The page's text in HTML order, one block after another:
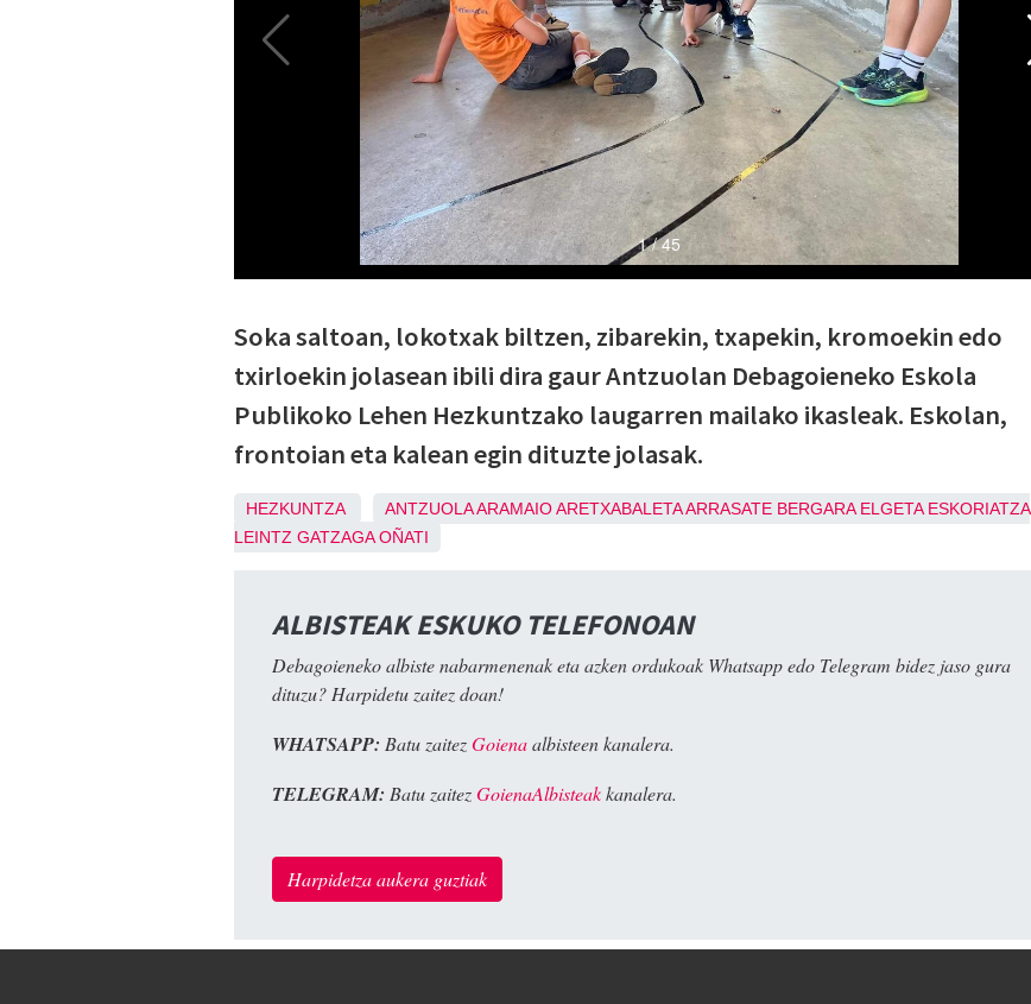
Soka saltoan, lokotxak biltzen, zibarekin, txapekin, kromoekin edo
txirloekin jolasean ibili dira gaur Antzuolan Debagoieneko Eskola
Publikoko Lehen Hezkuntzako laugarren mailako ikasleak. Eskolan,
frontoian eta kalean egin dituzte jolasak.
HEZKUNTZA ANTZUOLAARAMAIOARETXABALETAARRASATE BERGARA ELGETA ESKORIATZA
LEINTZ GATZAGA OÑATI
ALBISTEAK ESKUKO TELEFONOAN
Debagoieneko albiste nabarmenenak eta azken ordukoak Whatsapp edo Telegram bidez jaso gura
dituzu? Harpidetu zaitez doan!
WHATSAPP: Batu zaitezGoienaalbisteen kanalera.
TELEGRAM: Batu zaitezGoienaAlbisteakkanalera.
Harpidetza aukera guztiak